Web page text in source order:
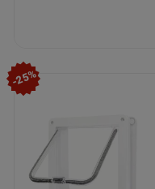
-25%